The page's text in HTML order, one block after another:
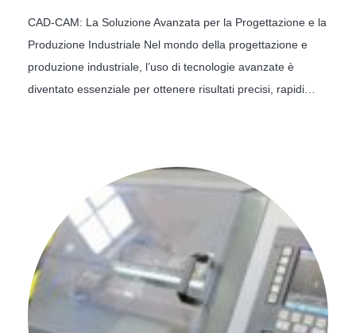
CAD-CAM: La Soluzione Avanzata per la Progettazione e la
Produzione Industriale Nel mondo della progettazione e
produzione industriale, l’uso di tecnologie avanzate è
diventato essenziale per ottenere risultati precisi, rapidi…